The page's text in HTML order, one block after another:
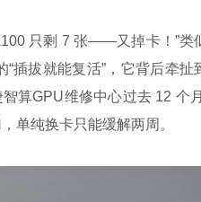
只剩 7 张——又掉卡！”类
插拔就能复活”，它背后牵扯
算GPU维修中心过去 12 个
单纯换卡只能缓解两周。